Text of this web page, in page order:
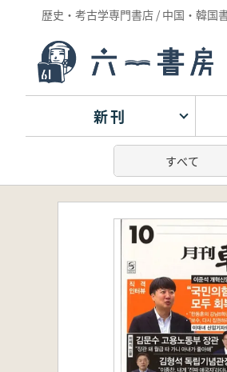
歴史・考古学専門書店 / 中国・韓国
新刊